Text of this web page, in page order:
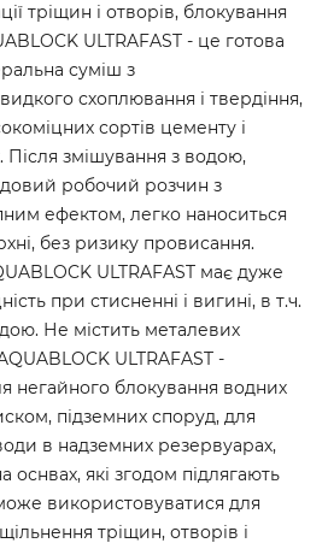
тріщин і отворів, блокування
ULTRAFAST - це готова
суміш з
схоплювання і твердіння,
сортів цементу і
Після змішування з водою,
робочий розчин з
ефектом, легко наноситься
без ризику провисання.
ULTRAFAST має дуже
при стисненні і вигині, в т.ч.
Не містить металевих
ULTRAFAST -
негайного блокування водних
підземних споруд, для
в надземних резервуарах,
оснвах, які згодом підлягають
може використовуватися для
тріщин, отворів і